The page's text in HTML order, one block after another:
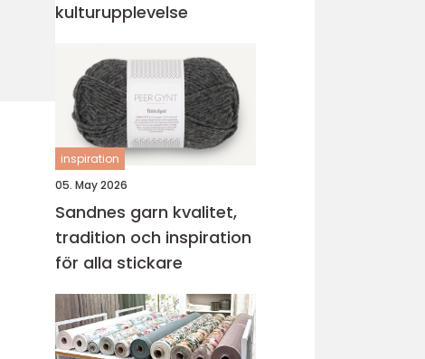
kulturupplevelse
inspiration
05. May 2026
Sandnes garn kvalitet,
tradition och inspiration
för alla stickare